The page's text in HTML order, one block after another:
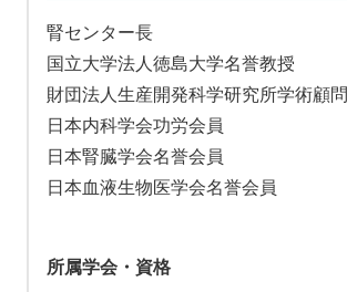
腎センター長
国立大学法人徳島大学名誉教授
財団法人生産開発科学研究所学術顧問
日本内科学会功労会員
日本腎臓学会名誉会員
日本血液生物医学会名誉会員
所属学会・資格